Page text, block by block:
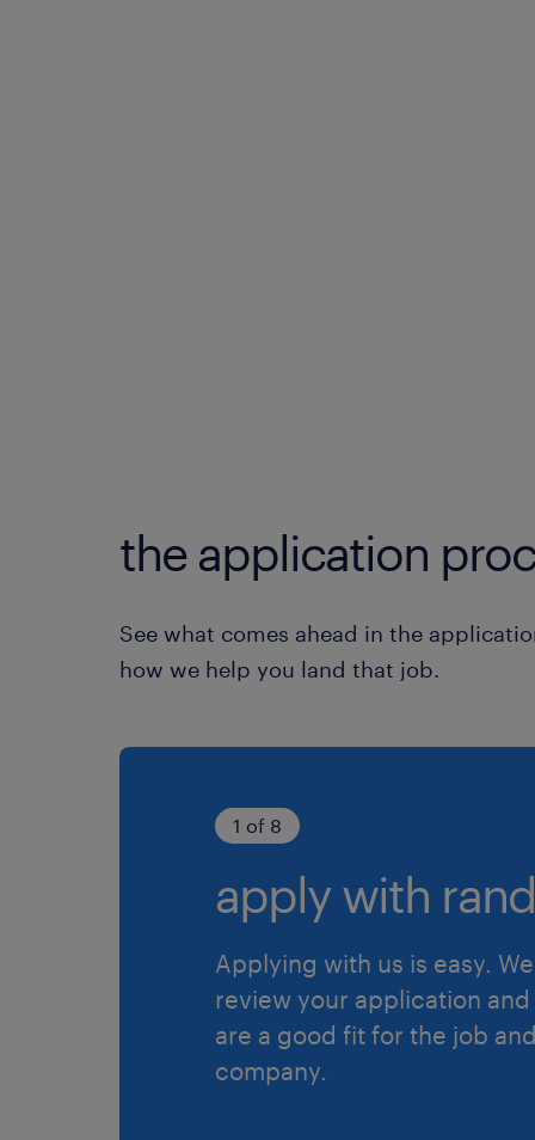
the application
See what comes ahead in the
how we help you land that job.
1 of 8
apply with
Applying with us is easy.
review your application and
are a good fit for the job
company.